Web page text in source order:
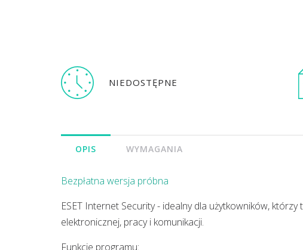
NIEDOSTĘPNE
OPIS WYMAGANIA
Bezpłatna wersja próbna
ESET Internet Security - idealny dla użytkowników,
elektronicznej, pracy i komunikacji.
Funkcje programu: